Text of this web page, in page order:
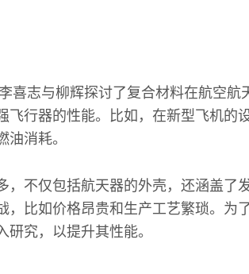
喜志与柳辉探讨了复合材料在航空航
飞行器的性能。比如，在新型飞机的
消耗。
，不仅包括航天器的外壳，还涵盖了
，比如价格昂贵和生产工艺繁琐。为
究，以提升其性能。